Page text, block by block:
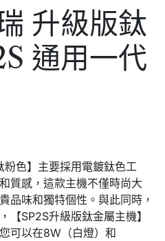
升級版鈦
通用一代
粉色】主要採用電鍍鈦色工
質感，這款主機不僅時尚大
品味和獨特個性。與此同時，
【SP2S升級版鈦金屬主機】
可以在8W（白燈）和